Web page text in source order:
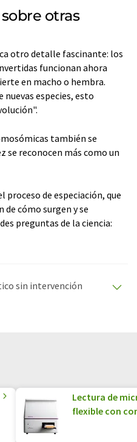
otras
otro detalle fascinante: los
funcionan ahora
en macho o hembra.
especies, esto
también se
se reconocen más como un
de especiación, que
cómo surgen y se
preguntas de la ciencia:
sin intervención
Lectura de
flexible con